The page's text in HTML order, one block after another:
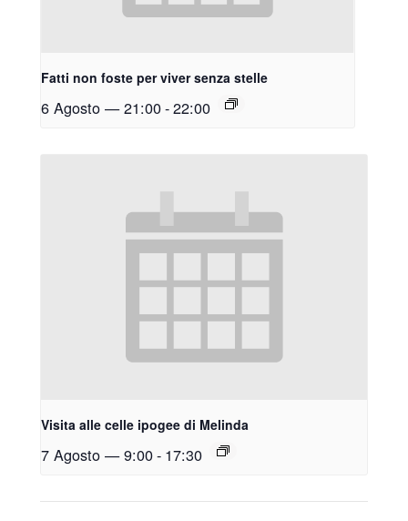
Fatti non foste per viver senza stelle
6 Agosto — 21:00-22:00
Visita alle celle ipogee di Melinda
7 Agosto — 9:00- 17:30